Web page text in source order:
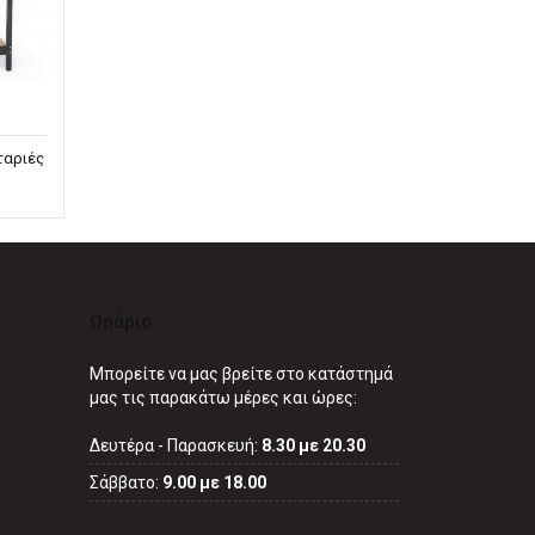
Μπορείτε να μας βρείτε στο κατάστημά
μας τις παρακάτω μέρες και ώρες:
Δευτέρα - Παρασκευή: 8.30 με 20.30
Σάββατο: 9.00 με 18.00